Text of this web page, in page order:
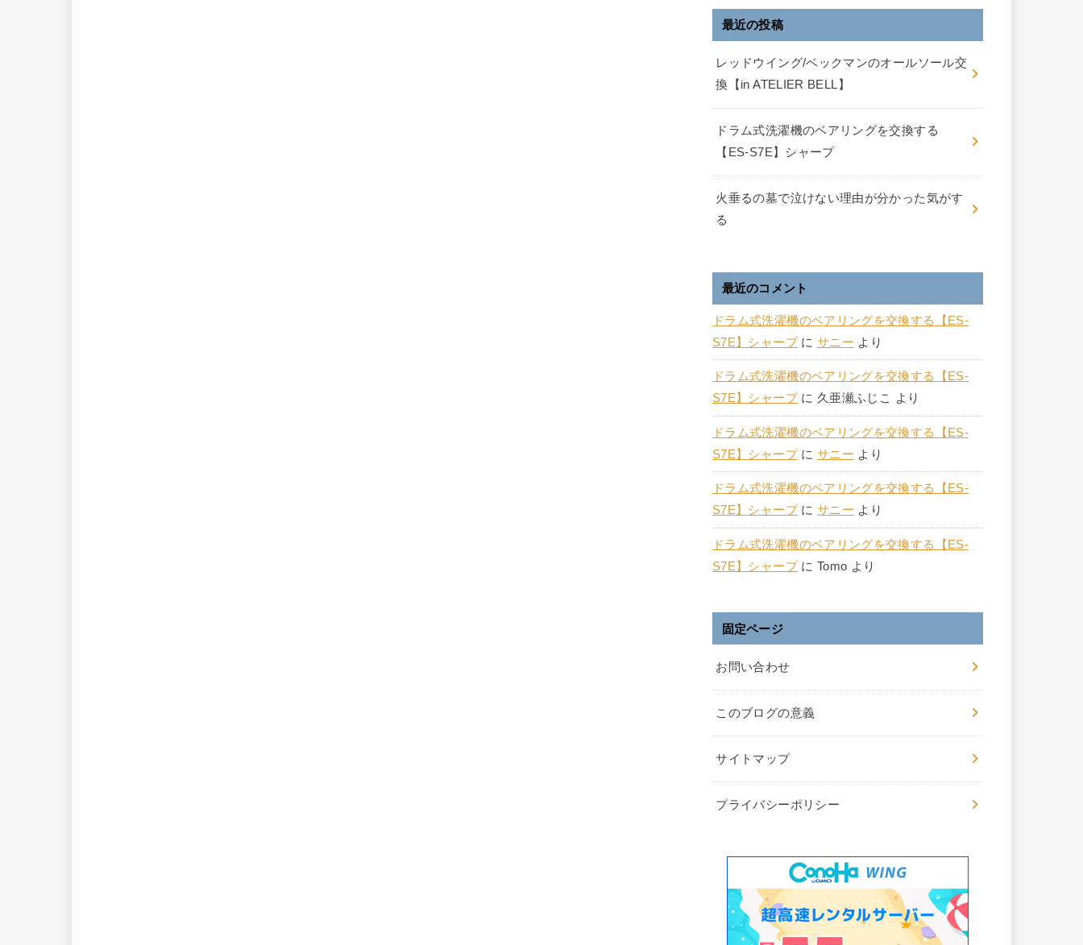
最近の投稿
レッドウイング/ベックマンのオールソール交
換【in ATELIER BELL】
ドラム式洗濯機のベアリングを交換する
【ES-S7E】シャープ
火垂るの墓で泣けない理由が分かった気がす
る
最近のコメント
ドラム式洗濯機のベアリングを交換する【ES-
S7E】シャープに サニー より
ドラム式洗濯機のベアリングを交換する【ES-
S7E】シャープに 久亜瀬ふじこ より
ドラム式洗濯機のベアリングを交換する【ES-
S7E】シャープに サニー より
ドラム式洗濯機のベアリングを交換する【ES-
S7E】シャープに サニー より
ドラム式洗濯機のベアリングを交換する【ES-
S7E】シャープに Tomo より
固定ページ
お問い合わせ
このブログの意義
サイトマップ
プライバシーポリシー